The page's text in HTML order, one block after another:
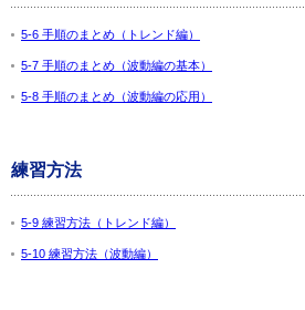
5-6 手順のまとめ（トレンド編）
5-7 手順のまとめ（波動編の基本）
5-8 手順のまとめ（波動編の応用）
練習方法
5-9 練習方法（トレンド編）
5-10 練習方法（波動編）